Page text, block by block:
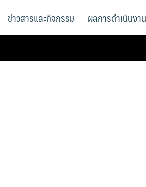
ข่าวสารและกิจกรรม ผลการดำเนินงาน